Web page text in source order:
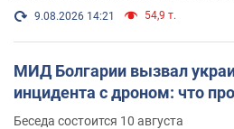
9.08.2026 14:21 54,9 т.
МИД Болгарии вызвал
инцидента с дроном: что
Беседа состоится 10 августа